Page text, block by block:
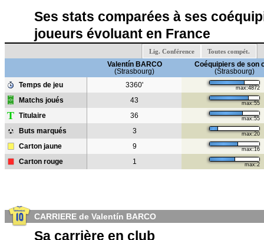
Ses stats comparées à ses
joueurs évoluant en France
Lig. Conférence Toutes compét.
Valentín BARCO
(Strasbourg)
Coéquipiers de son
(Strasbourg)
Temps de jeu
3360' max:4872
Matchs joués 43 max:55
T Titulaire 36 max:55
Buts marqués 3 max:20
Carton jaune 9 max:16
Carton rouge 1 max:2
CARRIERE de Valentín BARCO
Sa carrière en club